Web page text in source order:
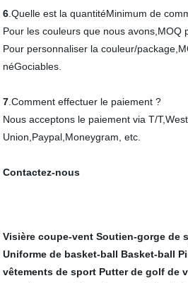
6 .Quelle est la quantitéMinimum de
Pour les couleurs que nous avons,MOQ
Pour personnaliser la couleur/
néGociables.
7 .Comment effectuer le paiement ?
Nous acceptons le paiement via T/
Union,Paypal,Moneygram, etc.
Contactez-nous
Visière coupe-vent Soutien-gorge de
Uniforme de basket-ball Basket-ball
vêtements de sport Putter de golf de